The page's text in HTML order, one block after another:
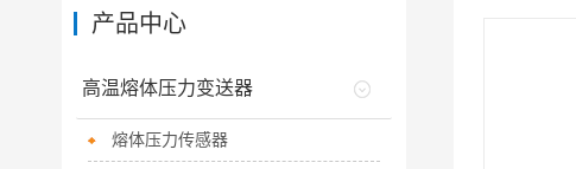
产品中心
高温熔体压力变送器
熔体压力传感器